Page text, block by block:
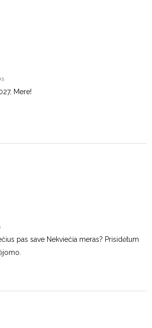
Mere!
pas save Nekviečia meras? Prisidėtum